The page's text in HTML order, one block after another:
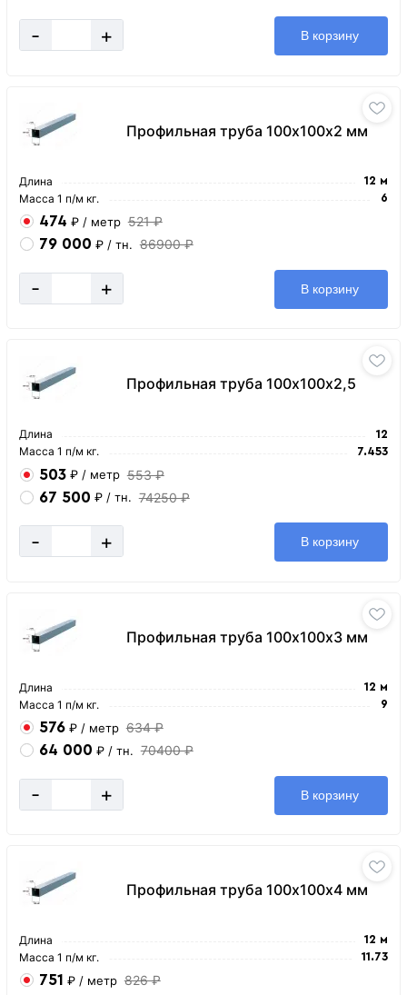
- + В корзину
Профильная труба 100х100х2 мм
Длина 12 м
Масса 1 п/м кг. 6
474 ₽ / метр 521 ₽
79 000 ₽ / тн. 86900 ₽
- + В корзину
Профильная труба 100х100х2,5
Длина 12
Масса 1 п/м кг. 7.453
503 ₽ / метр 553 ₽
67 500 ₽ / тн. 74250 ₽
- + В корзину
Профильная труба 100х100х3 мм
Длина 12 м
Масса 1 п/м кг. 9
576 ₽ / метр 634 ₽
64 000 ₽ / тн. 70400 ₽
- + В корзину
Профильная труба 100х100х4 мм
Длина 12 м
Масса 1 п/м кг. 11.73
751 ₽ / метр 826 ₽